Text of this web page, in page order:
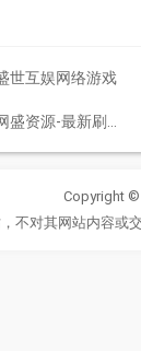
世互娱网络游戏
源-最新刷机包,救砖解锁,刷机工具教程,免费下载，安卓免费破解APP下载，源码资源，破解软件资源
Copyright ©
不对其网站内容或